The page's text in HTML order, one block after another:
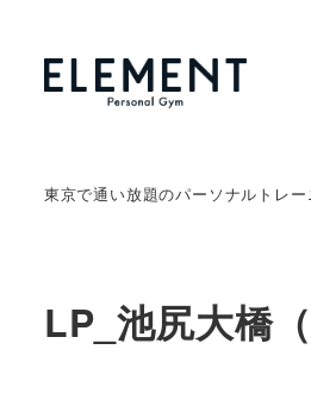
東京で通い放題のパーソナルトレ
LP_池尻大橋